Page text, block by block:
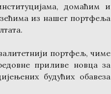
домаћим и
из нашег портфеља
портфељ, чиме
приливе новца за
будућих обавеза